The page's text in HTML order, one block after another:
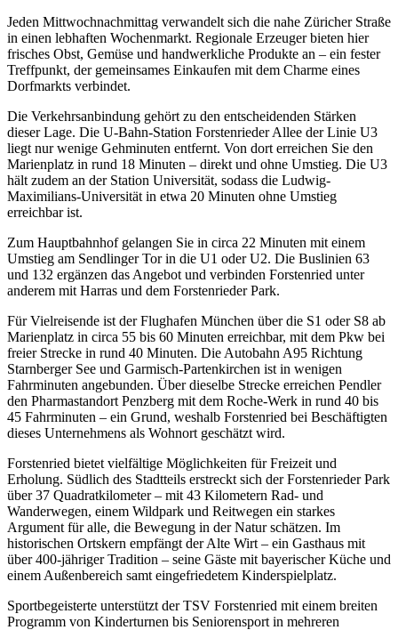
Jeden Mittwochnachmittag verwandelt sich die nahe Züricher Straße
in einen lebhaften Wochenmarkt. Regionale Erzeuger bieten hier
frisches Obst, Gemüse und handwerkliche Produkte an – ein fester
Treffpunkt, der gemeinsames Einkaufen mit dem Charme eines
Dorfmarkts verbindet.
Die Verkehrsanbindung gehört zu den entscheidenden Stärken
dieser Lage. Die U-Bahn-Station Forstenrieder Allee der Linie U3
liegt nur wenige Gehminuten entfernt. Von dort erreichen Sie den
Marienplatz in rund 18 Minuten – direkt und ohne Umstieg. Die U3
hält zudem an der Station Universität, sodass die Ludwig-
Maximilians-Universität in etwa 20 Minuten ohne Umstieg
erreichbar ist.
Zum Hauptbahnhof gelangen Sie in circa 22 Minuten mit einem
Umstieg am Sendlinger Tor in die U1 oder U2. Die Buslinien 63
und 132 ergänzen das Angebot und verbinden Forstenried unter
anderem mit Harras und dem Forstenrieder Park.
Für Vielreisende ist der Flughafen München über die S1 oder S8 ab
Marienplatz in circa 55 bis 60 Minuten erreichbar, mit dem Pkw bei
freier Strecke in rund 40 Minuten. Die Autobahn A95 Richtung
Starnberger See und Garmisch-Partenkirchen ist in wenigen
Fahrminuten angebunden. Über dieselbe Strecke erreichen Pendler
den Pharmastandort Penzberg mit dem Roche-Werk in rund 40 bis
45 Fahrminuten – ein Grund, weshalb Forstenried bei Beschäftigten
dieses Unternehmens als Wohnort geschätzt wird.
Forstenried bietet vielfältige Möglichkeiten für Freizeit und
Erholung. Südlich des Stadtteils erstreckt sich der Forstenrieder Park
über 37 Quadratkilometer – mit 43 Kilometern Rad- und
Wanderwegen, einem Wildpark und Reitwegen ein starkes
Argument für alle, die Bewegung in der Natur schätzen. Im
historischen Ortskern empfängt der Alte Wirt – ein Gasthaus mit
über 400-jähriger Tradition – seine Gäste mit bayerischer Küche und
einem Außenbereich samt eingefriedetem Kinderspielplatz.
Sportbegeisterte unterstützt der TSV Forstenried mit einem breiten
Programm von Kinderturnen bis Seniorensport in mehreren